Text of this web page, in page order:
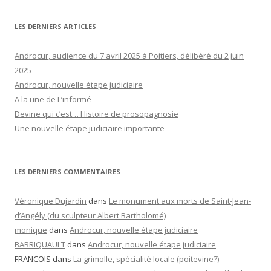
LES DERNIERS ARTICLES
Androcur, audience du 7 avril 2025 à Poitiers, délibéré du 2 juin
2025
Androcur, nouvelle étape judiciaire
A la une de L’informé
Devine qui c’est… Histoire de prosopagnosie
Une nouvelle étape judiciaire importante
LES DERNIERS COMMENTAIRES
Véronique Dujardin dans Le monument aux morts de Saint-Jean-
d’Angély (du sculpteur Albert Bartholomé)
monique dans Androcur, nouvelle étape judiciaire
BARRIQUAULT dans Androcur, nouvelle étape judiciaire
FRANCOIS dans La grimolle, spécialité locale (poitevine?)